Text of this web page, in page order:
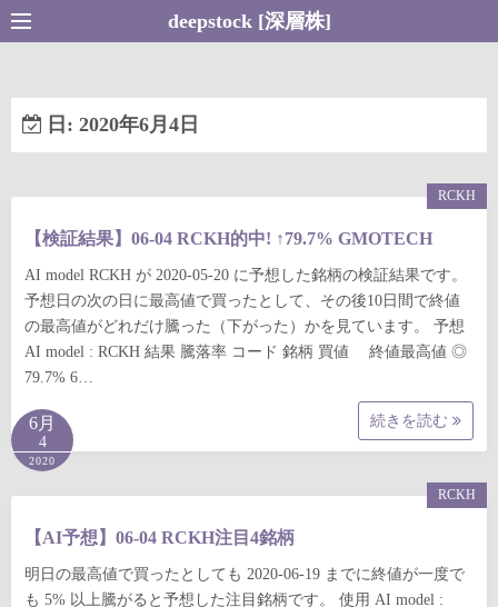
コ
ン
ン
へ
deepstock [深層株]
日: 2020年6月4日
【検証結果】06-04 RCKH的中! ↑79.7% GMOTECH
AI model RCKH が 2020-05-20 に予想した銘柄の検証結果です。
予想日の次の日に最高値で買ったとして、その後10日間で終値
の最高値がどれだけ騰った（下がった）かを見ています。 予想
AI model : RCKH 結果 騰落率 コード 銘柄 買値 終値最高値 ◎
79.7% 6…
続きを読む
RCKH
6月
4
2020
【AI予想】06-04 RCKH注目4銘柄
明日の最高値で買ったとしても 2020-06-19 までに終値が一度で
も 5% 以上騰がると予想した注目銘柄です。 使用 AI model :
RCKH